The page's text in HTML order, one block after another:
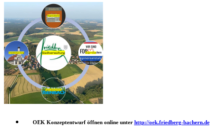
OEK Konzeptentwurf öffnen online unter http://oek.friedberg-bachern.de